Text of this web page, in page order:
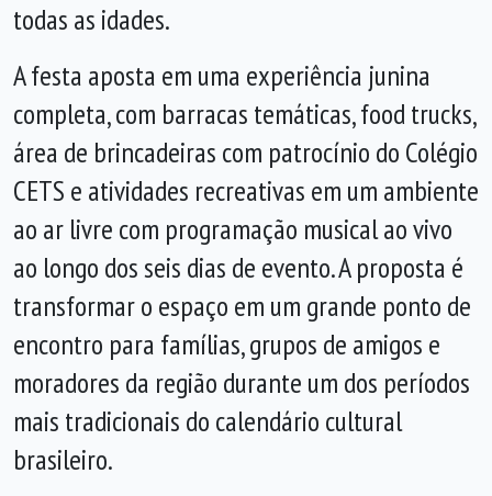
todas as idades.
A festa aposta em uma experiência junina
completa, com barracas temáticas, food trucks,
área de brincadeiras com patrocínio do Colégio
CETS e atividades recreativas em um ambiente
ao ar livre com programação musical ao vivo
ao longo dos seis dias de evento. A proposta é
transformar o espaço em um grande ponto de
encontro para famílias, grupos de amigos e
moradores da região durante um dos períodos
mais tradicionais do calendário cultural
brasileiro.